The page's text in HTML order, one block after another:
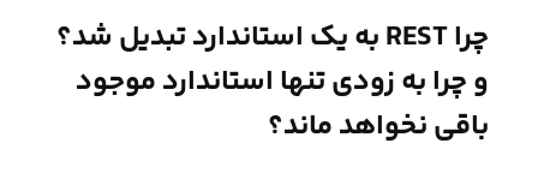
چرا REST به یک استاندارد تبدیل شد؟
و چرا به زودی تنها استاندارد موجود
باقی نخواهد ماند؟